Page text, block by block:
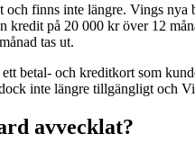
finns inte längre. Vings nya
kredit på 20 000 kr över 12
tas ut.
betal- och kreditkort som
inte längre tillgängligt och
avvecklat?